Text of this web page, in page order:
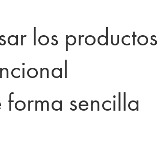
los productos
sencilla